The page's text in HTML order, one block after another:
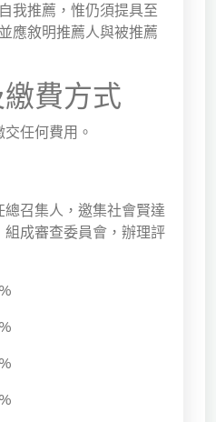
我推薦，惟仍須提具至
應敘明推薦人與被推薦
費方式
任何費用。
召集人，邀集社會賢達
成審查委員會，辦理評